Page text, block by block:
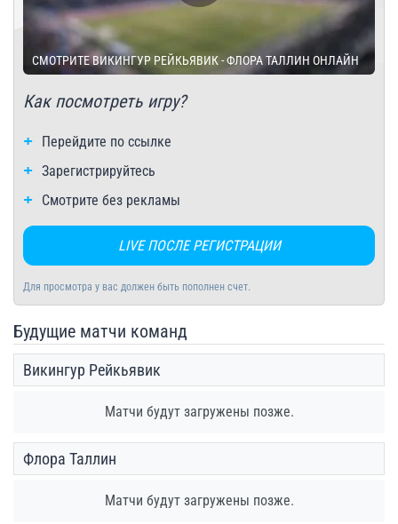
СМОТРИТЕ ВИКИНГУР РЕЙКЬЯВИК - ФЛОРА ТАЛЛИН ОНЛАЙН
Как посмотреть игру?
Перейдите по ссылке
Зарегистрируйтесь
Смотрите без рекламы
LIVE ПОСЛЕ РЕГИСТРАЦИИ
Для просмотра у вас должен быть пополнен счет.
Будущие матчи команд
Викингур Рейкьявик
Матчи будут загружены позже.
Флора Таллин
Матчи будут загружены позже.